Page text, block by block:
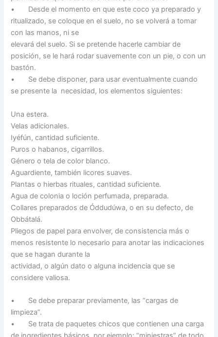
• Desde el momento en que este coco ya preparado y
ritualizado, se coloque en el suelo, no se volverá a tomar
con las manos, ni se
elevará del suelo. Si se pretende hacerle cambiar de
posición, se le hará rodar suavemente con un pie, o con un
bastón.
• Se debe disponer, para usar eventualmente cuando
se presente la necesidad, los elementos siguientes:
Una estera.
Velas adicionales.
Iyéfún, cantidad suficiente.
Puros o habanos, cigarrillos.
Género o tela de color blanco.
Aguardiente, también licores suaves.
Plantas o hierbas rituales, cantidad suficiente.
Agua de colonia o loción perfumada, preparada.
Collares preparados de Óddudúwa, o en su defecto, de
Obbátalá.
Pliegos de papel para envolver, de consistencia más o
menos resistente lo necesario para anotar las indicaciones
que se hagan durante la
actividad, o algún dato o alguna incidencia que se
considere valiosa.
• Se debe preparar previamente, las “cargas de
limpieza”.
• Se trata de paquetes chicos que contienen una carga